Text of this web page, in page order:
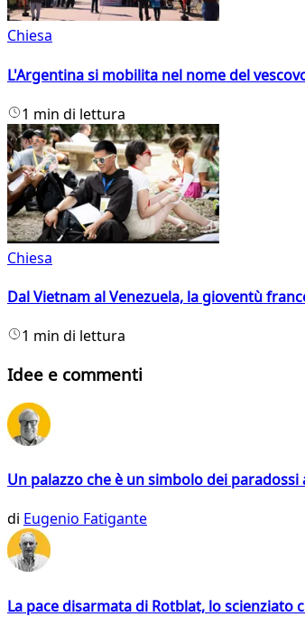
Chiesa
L'Argentina si mobilita nel nome del
1 min di lettura
Chiesa
Dal Vietnam al Venezuela, la gioventù
1 min di lettura
Idee e commenti
Un palazzo che è un simbolo dei paradossi
di Eugenio Fatigante
La pace disarmata di Rotblat, lo scienziato